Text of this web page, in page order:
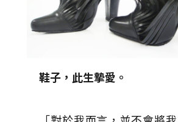
鞋子，此生摯愛。